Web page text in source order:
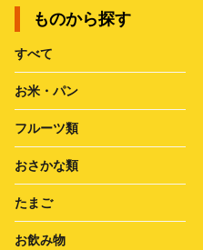
ものから探す
すべて
お米・パン
フルーツ類
おさかな類
たまご
お飲み物